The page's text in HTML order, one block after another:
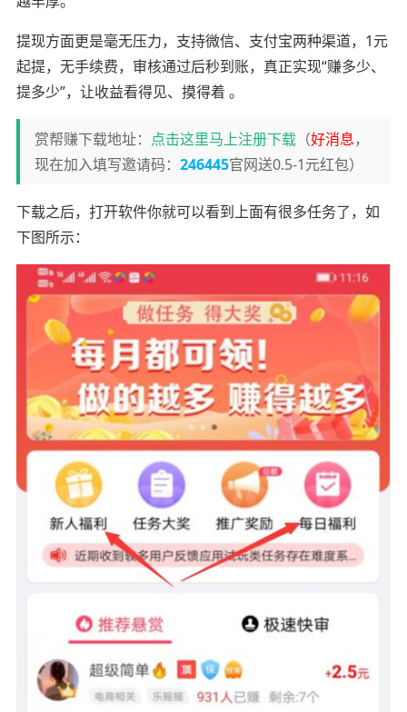
提现方面更是毫无压力，支持微信、支付宝两种渠道，1元
起提，无手续费，审核通过后秒到账，真正实现“赚多少、
提多少”，让收益看得见、摸得着 。
赏帮赚下载地址： 点击这里马上注册下载（好消息，
现在加入填写邀请码： 246445官网送0.5-1元红包）
下载之后，打开软件你就可以看到上面有很多任务了，如
下图所示：